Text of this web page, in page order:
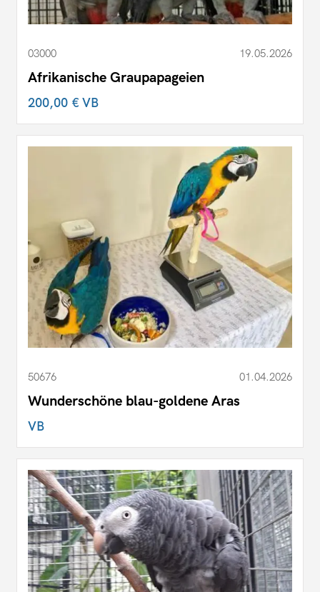
03000 19.05.2026
Afrikanische Graupapageien
200,00 €VB
50676 01.04.2026
Wunderschöne blau-goldene Aras
VB